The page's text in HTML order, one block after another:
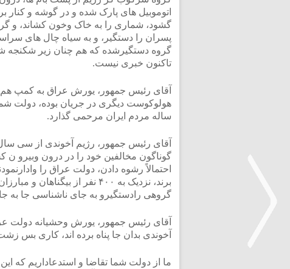
اتوموبیل های پارک شده و در گوشه و کنار
گشود، شماری را به خاک وخون کشاند، و
پسران را دستگیر، و به سیاه چال های
گروه دستگیرشده که هم چنان زیر شکنجه
تاکنون خبری نیست.
آقای رئیس جمهور، یورش عراق به کمپ هم
هولوکوست دیگری در جریان بوده، دولت
ساله مردم ایران مرحمی گذارد.
آقای رئیس جمهور، رژیم آخوندی از سی
گوناگون مخالفین خود را در درون وبیرو ن
احتمالاً رشوه دادن، دولت عراق را
برند، نزدیک به ۴۰۰ نفر از
گروهی رادستگیرو به جای ناشناسی جا به جا
آقای رئیس جمهور، یورش وحشیانه دولت
آخوندی بدان جا پناه برده اند، کاری بس
ما از دولت شما تقاضا و استدعاداریم که